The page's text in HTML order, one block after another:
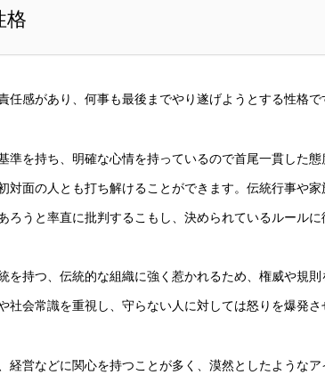
格
任感があり、何事も最後までやり遂げようとする性格
準を持ち、明確な心情を持っているので首尾一貫した
対面の人とも打ち解けることができます。伝統行事や
ろうと率直に批判するこもし、決められているルール
を持つ、伝統的な組織に強く惹かれるため、権威や規
社会常識を重視し、守らない人に対しては怒りを爆発
経営などに関心を持つことが多く、漠然としたような